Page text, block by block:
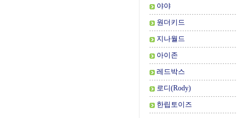
야야
원더키드
지나월드
아이존
레드박스
로디(Rody)
한립토이즈